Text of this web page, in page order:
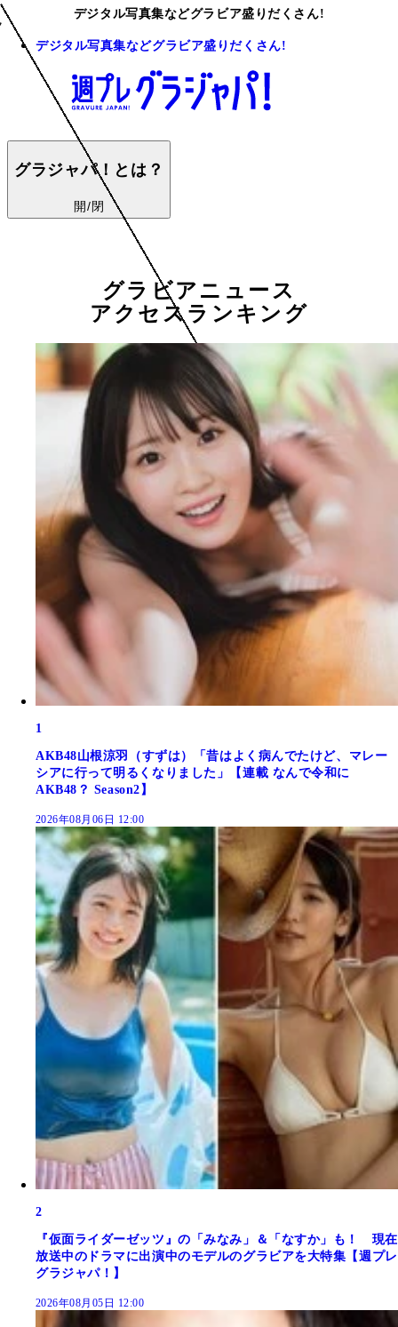
デジタル写真集などグラビア盛りだくさん!
デジタル写真集などグラビア盛りだくさん!
グラジャパ！とは？
開/閉
グラビアニュース
アクセスランキング
1
AKB48山根涼羽（すずは）「昔はよく病んでたけど、マレー
シアに行って明るくなりました」【連載 なんで令和に
AKB48？ Season2】
2026年08月06日 12:00
2
『仮面ライダーゼッツ』の「みなみ」＆「なすか」も！ 現在
放送中のドラマに出演中のモデルのグラビアを大特集【週プレ
グラジャパ！】
2026年08月05日 12:00